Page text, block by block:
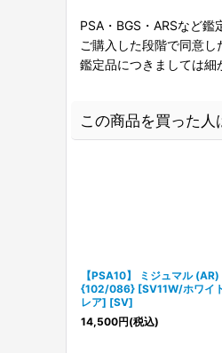
PSA・BGS・ARSなど
ご購入した段階で同意し
鑑定品につきましては細
この商品を買った
【PSA10】 ミジュマル (AR)
{102/086} [SV11W/ホワイ
レア] [SV]
14,500円(税込)